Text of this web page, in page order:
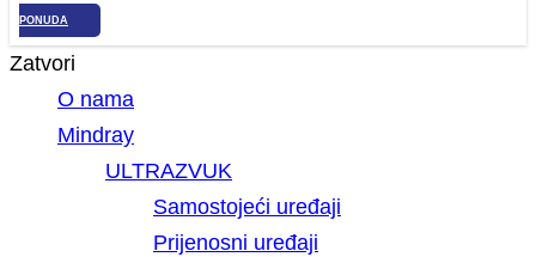
PONUDA
Zatvori
O nama
Mindray
ULTRAZVUK
Samostojeći uređaji
Prijenosni uređaji